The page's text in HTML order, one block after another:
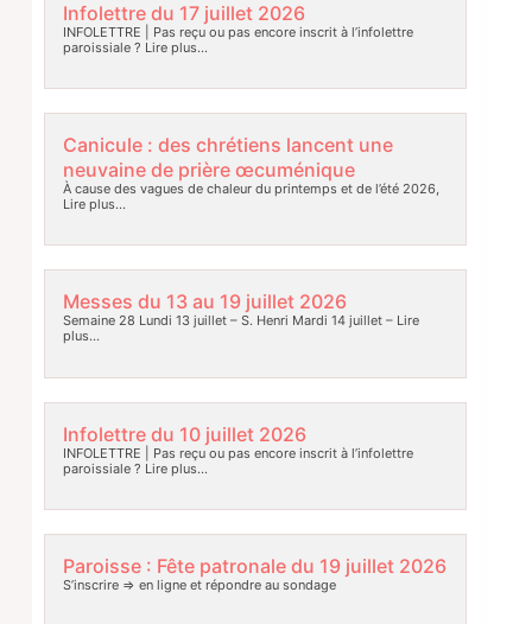
Infolettre du 17 juillet 2026
INFOLETTRE | Pas reçu ou pas encore inscrit à l’infolettre
paroissiale ? Lire plus…
Canicule : des chrétiens lancent une
neuvaine de prière œcuménique
À cause des vagues de chaleur du printemps et de l’été 2026,
Lire plus…
Messes du 13 au 19 juillet 2026
Semaine 28 Lundi 13 juillet – S. Henri Mardi 14 juillet –Lire
plus…
Infolettre du 10 juillet 2026
INFOLETTRE | Pas reçu ou pas encore inscrit à l’infolettre
paroissiale ? Lire plus…
Paroisse : Fête patronale du 19 juillet 2026
S’inscrire => en ligne et répondre au sondage